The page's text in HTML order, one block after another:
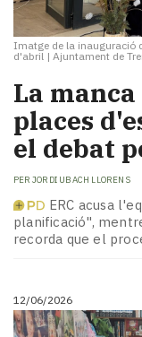
Imatge de la inauguració
d'abril | Ajuntament de
La
places
el debat
PER JORDI UBACH LLORENS
ERC acusa
planificació",
recorda que el
12/06/2026